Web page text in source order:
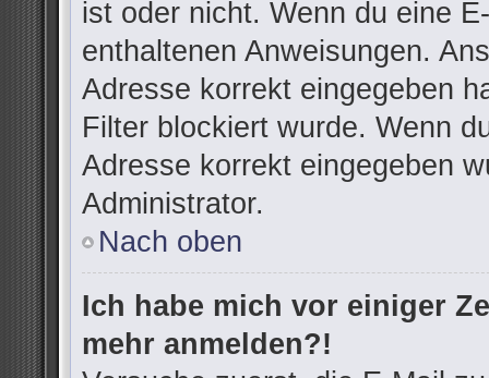
ist oder nicht. Wenn du eine
enthaltenen Anweisungen.
Adresse korrekt eingegeben
Filter blockiert wurde. Wenn
Adresse korrekt eingegeben
Administrator.
Nach oben
Ich habe mich vor einiger
mehr anmelden?!